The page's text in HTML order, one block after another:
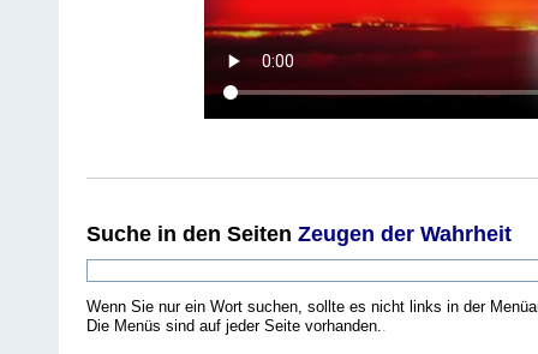
Suche in den Seiten Zeugen der Wahrheit
Wenn Sie nur ein Wort suchen, sollte es nicht links in der
Die Menüs sind auf jeder Seite vorhanden.